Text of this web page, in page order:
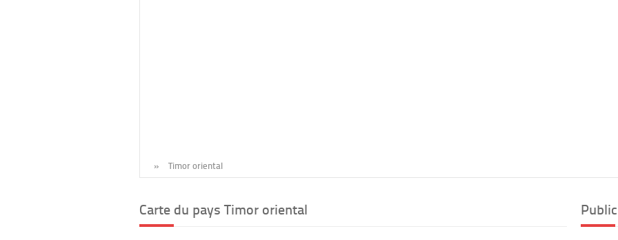
» Timor oriental
Carte du pays Timor oriental